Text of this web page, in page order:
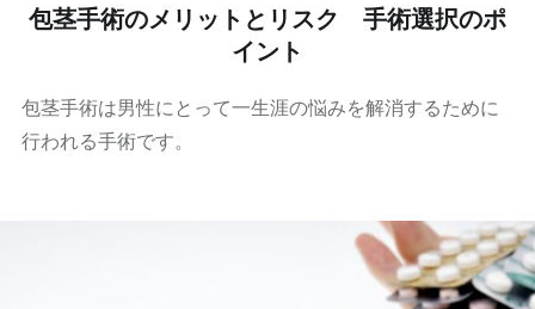
包茎手術のメリットとリスク 手術選択のポ
イント
包茎手術は男性にとって一生涯の悩みを解消するために
行われる手術です。